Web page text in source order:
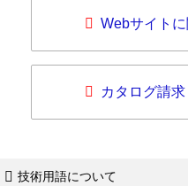
Webサイト
カタログ請求
技術用語について